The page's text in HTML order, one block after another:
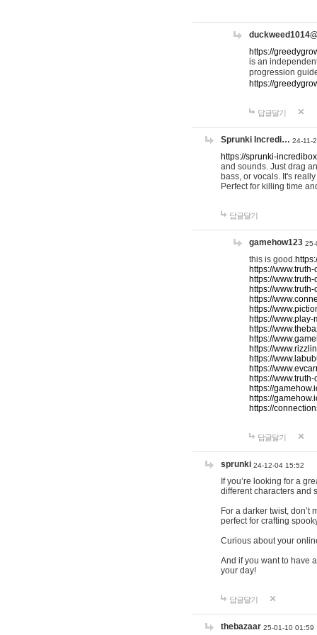
https://
is an
progression
https://
답글달기
Sprunki Incredi… 24-11-
https://sprunki-
and sounds. Just drag
bass, or vocals. It's
Perfect for killing time
답글달기
gamehow123 25-
this is good.
https://
https://
https://
https://
https://
https://
https://
https://
https://
https://
https://
https://
https://
https://
https://
답글달기
sprunki 24-12-04 15:52
If you’re looking for a
different characters and
For a darker twist, don’t
perfect for crafting
Curious about your
And if you want to have
your day!
답글달기
thebazaar 25-01-10 01:59